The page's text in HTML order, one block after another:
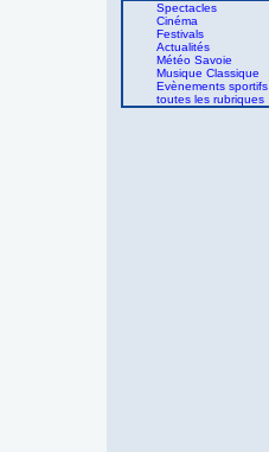
Spectacles
Cinéma
Festivals
Actualités
Météo Savoie
Musique Classique
Evènements sportifs
toutes les rubriques